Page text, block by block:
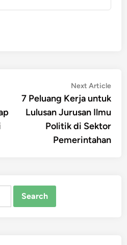
Next Article
7 Peluang Kerja untuk
Lulusan Jurusan Ilmu
Politik di Sektor
Pemerintahan